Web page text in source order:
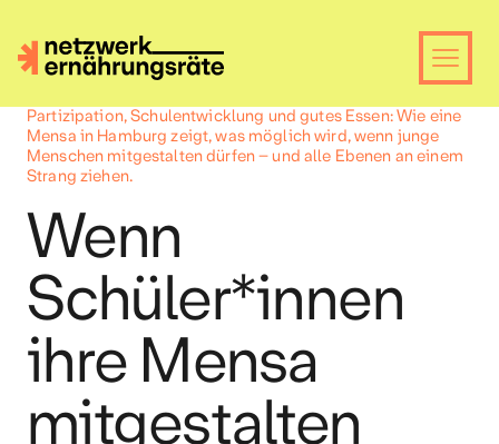
Partizipation, Schulentwicklung und gutes Essen: Wie eine
Mensa in Hamburg zeigt, was möglich wird, wenn junge
Menschen mitgestalten dürfen – und alle Ebenen an einem
Strang ziehen.
Wenn
Schüler*innen
ihre Mensa
mitgestalten